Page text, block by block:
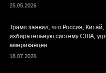
25.05.2026
Трамп заявил, что Россия,
избирательную систему США,
американцев.
18.07.2026